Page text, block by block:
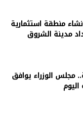
منطقة استثمارية
مدينة الشروق
مجلس الوزراء يوافق